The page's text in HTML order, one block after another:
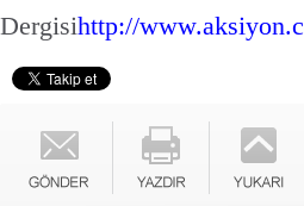
Dergisihttp://